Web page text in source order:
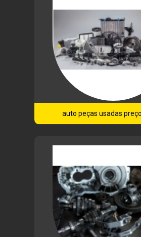
auto peças usadas